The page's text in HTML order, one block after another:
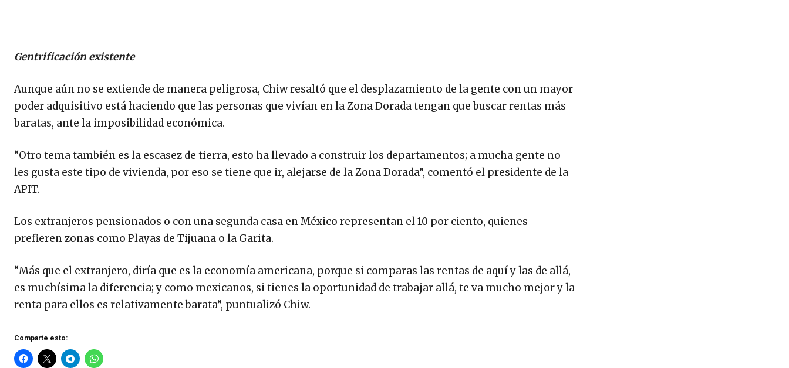
Gentrificación existente
Aunque aún no se extiende de manera peligrosa, Chiw resaltó que el desplazamiento de la gente con un mayor
poder adquisitivo está haciendo que las personas que vivían en la Zona Dorada tengan que buscar rentas más
baratas, ante la imposibilidad económica.
“Otro tema también es la escasez de tierra, esto ha llevado a construir los departamentos; a mucha gente no
les gusta este tipo de vivienda, por eso se tiene que ir, alejarse de la Zona Dorada”, comentó el presidente de la
APIT.
Los extranjeros pensionados o con una segunda casa en México representan el 10 por ciento, quienes
prefieren zonas como Playas de Tijuana o la Garita.
“Más que el extranjero, diría que es la economía americana, porque si comparas las rentas de aquí y las de allá,
es muchísima la diferencia; y como mexicanos, si tienes la oportunidad de trabajar allá, te va mucho mejor y la
renta para ellos es relativamente barata”, puntualizó Chiw.
Comparte esto: